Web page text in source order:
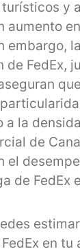
y
aumento
embargo,
de FedEx,
a la
de
el
de FedEx
en tu